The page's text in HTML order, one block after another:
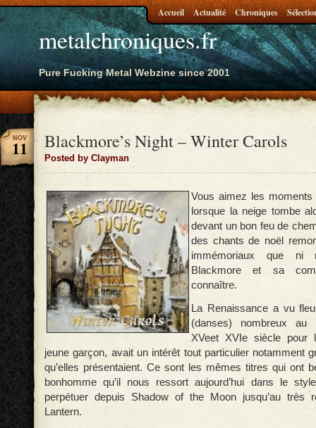
metalchroniques.fr
Pure Fucking Metal Webzine since 2001
Accueil Actualité Chroniques
Blackmore’s Night – Winter Carols
Posted by Clayman
NOV
11
Vous aimez les moments
lorsque la neige tombe
devant un bon feu de
des chants de noël
immémoriaux que ni
Blackmore et sa
connaître.
La Renaissance a vu
(danses) nombreux
XVeet XVIe siècle pour
jeune garçon, avait un intérêt tout particulier notamment
qu’elles présentaient. Ce sont les mêmes titres qui ont
bonhomme qu’il nous ressort aujourd’hui dans le
perpétuer depuis Shadow of the Moon jusqu’au très
Lantern.